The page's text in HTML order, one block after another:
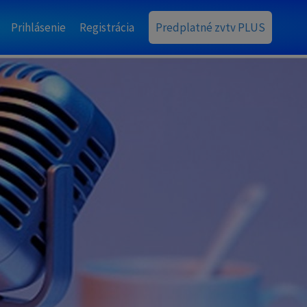
Prihlásenie Registrácia Predplatné zvtv PLUS